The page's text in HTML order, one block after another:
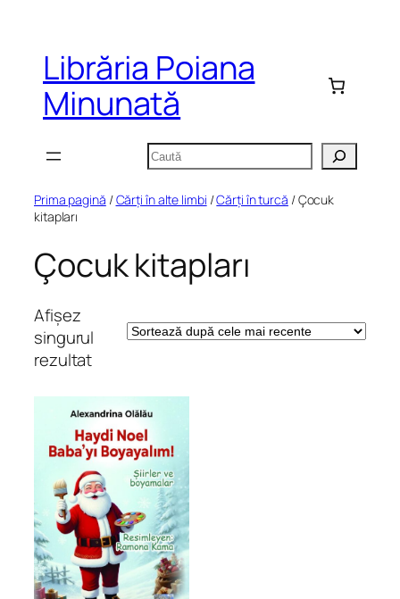
conținutLibrăria Poiana
Minunată
Caută
Prima pagină /Cărți în alte limbi /Cărți în turcă / Çocuk
kitapları
Çocuk kitapları
Afișez
singurul
rezultat